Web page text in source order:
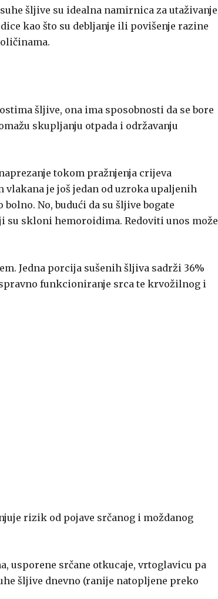
suhe šljive su idealna namirnica za utaživanje
kao što su debljanje ili povišenje razine
šljive, ona ima sposobnosti da se bore
skupljanju otpada i održavanju
tokom pražnjenja crijeva
vlakana je još jedan od uzroka upaljenih
No, budući da su šljive bogate
skloni hemoroidima. Redoviti unos može
Jedna porcija sušenih šljiva sadrži 36%
funkcioniranje srca te krvožilnog i
rizik od pojave srčanog i moždanog
usporene srčane otkucaje, vrtoglavicu pa
šljive dnevno (ranije natopljene preko